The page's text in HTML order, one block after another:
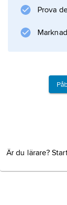
”bondska”
och Walter
Prova
Är du lärare?